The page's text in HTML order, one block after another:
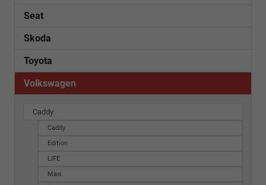
Seat
Skoda
Toyota
Volkswagen
Caddy
Caddy
Edition
LIFE
Maxi